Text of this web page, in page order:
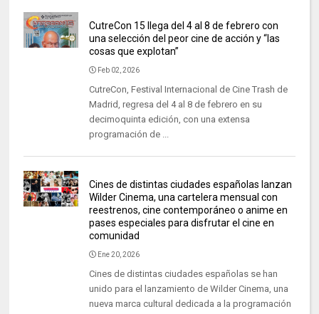
CutreCon 15 llega del 4 al 8 de febrero con
una selección del peor cine de acción y “las
cosas que explotan”
Feb 02, 2026
CutreCon, Festival Internacional de Cine Trash de
Madrid, regresa del 4 al 8 de febrero en su
decimoquinta edición, con una extensa
programación de ...
Cines de distintas ciudades españolas lanzan
Wilder Cinema, una cartelera mensual con
reestrenos, cine contemporáneo o anime en
pases especiales para disfrutar el cine en
comunidad
Ene 20, 2026
Cines de distintas ciudades españolas se han
unido para el lanzamiento de Wilder Cinema, una
nueva marca cultural dedicada a la programación